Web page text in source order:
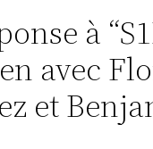
à
avec
et